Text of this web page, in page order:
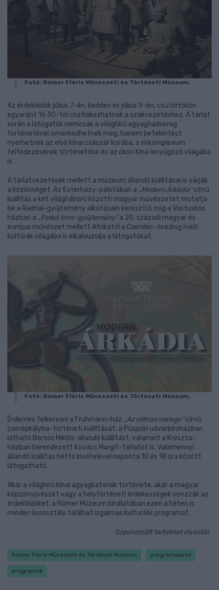
Fotó: Rómer Flóris Művészeti és Történeti Múzeum,
Az érdeklődők július 7-én, kedden és július 9-én, csütörtökön
egyaránt 16:30-tól csatlakozhatnak a szakvezetéshez. A tárlat
során a látogatók nemcsak a világhírű agyaghadsereg
történetével ismerkedhetnek meg, hanem betekintést
nyerhetnek az első kínai császár korába, a sírkomplexum
felfedezésének történetébe és az ókori Kína lenyűgöző világába
is.
A tárlatvezetések mellett a múzeum állandó kiállításai is várják
a közönséget. Az Esterházy-palotában a „Modern Árkádia” című
kiállítás a két világháború közötti magyar művészetet mutatja
be a Radnai-gyűjtemény alkotásain keresztül, míg a Vastuskós
házban a „Patkó Imre-gyűjtemény”a 20. századi magyar és
európai művészet mellett Afrikától a Csendes-óceánig ívelő
kultúrák világába is elkalauzolja a látogatókat.
Fotó: Rómer Flóris Művészeti és Történeti Múzeum,
Érdemes felkeresni a Fruhmann-ház „Az otthon melege”című
cserépkályha-történeti kiállítását, a Püspöki udvarbíróházban
látható Borsos Miklós-állandó kiállítást, valamint a Kreszta-
házban berendezett Kovács Margit-tárlatot is. Valamennyi
állandó kiállítás hétfő kivételével naponta 10 és 18 óra között
látogatható.
Akár a világhírű kínai agyagkatonák története, akár a magyar
képzőművészet vagy a helytörténeti érdekességek vonzzák az
érdeklődőket, a Rómer Múzeum kínálatában ezen a héten is
minden korosztály találhat izgalmas kulturális programot.
Szponzorált tartalmat olvastál.
Rómer Flóris Művészeti és Történeti Múzeum programajánló
programok